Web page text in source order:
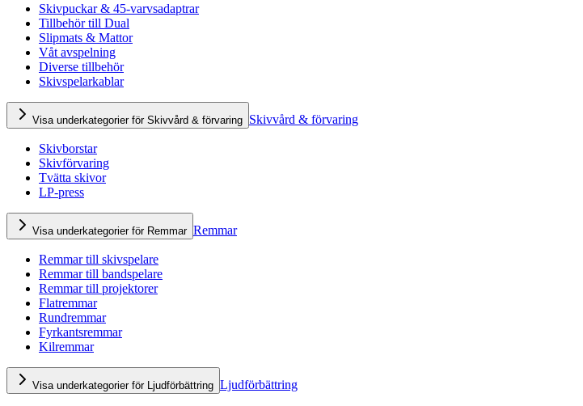
Skivpuckar & 45-varvsadaptrar
Tillbehör till Dual
Slipmats & Mattor
Våt avspelning
Diverse tillbehör
Skivspelarkablar
Visa underkategorier för Skivvård & förvaring Skivvård & förvaring
Skivborstar
Skivförvaring
Tvätta skivor
LP-press
Visa underkategorier för Remmar Remmar
Remmar till skivspelare
Remmar till bandspelare
Remmar till projektorer
Flatremmar
Rundremmar
Fyrkantsremmar
Kilremmar
Visa underkategorier för Ljudförbättring Ljudförbättring